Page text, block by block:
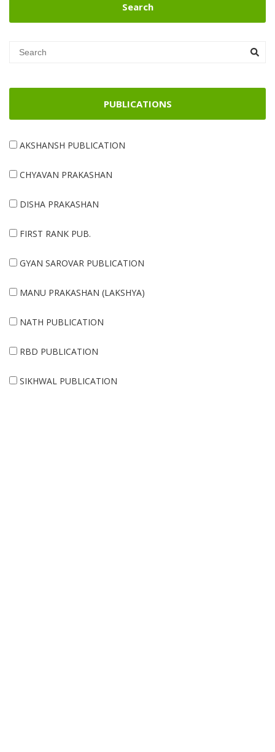
Search
PUBLICATIONS
AKSHANSH PUBLICATION
CHYAVAN PRAKASHAN
DISHA PRAKASHAN
FIRST RANK PUB.
GYAN SAROVAR PUBLICATION
MANU PRAKASHAN (LAKSHYA)
NATH PUBLICATION
RBD PUBLICATION
SIKHWAL PUBLICATION